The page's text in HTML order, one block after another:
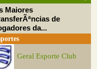
Maiores
de
da...
Geral Esporte Club